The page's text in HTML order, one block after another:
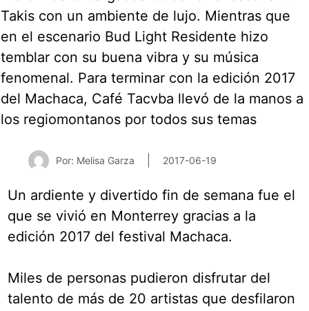
Por: Melisa Garza 2017-06-19
Un ardiente y divertido fin de semana fue el
que se vivió en Monterrey gracias a la
edición 2017 del festival Machaca.
Miles de personas pudieron disfrutar del
talento de más de 20 artistas que desfilaron